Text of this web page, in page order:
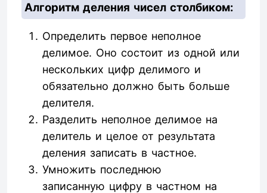
Алгоритм деления чисел столбиком:
Определить первое неполное
делимое. Оно состоит из одной или
нескольких цифр делимого и
обязательно должно быть больше
делителя.
Разделить неполное делимое на
делитель и целое от результата
деления записать в частное.
Умножить последнюю
записанную цифру в частном на